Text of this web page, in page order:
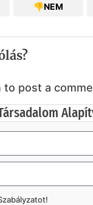
👎NEM
to post a
!